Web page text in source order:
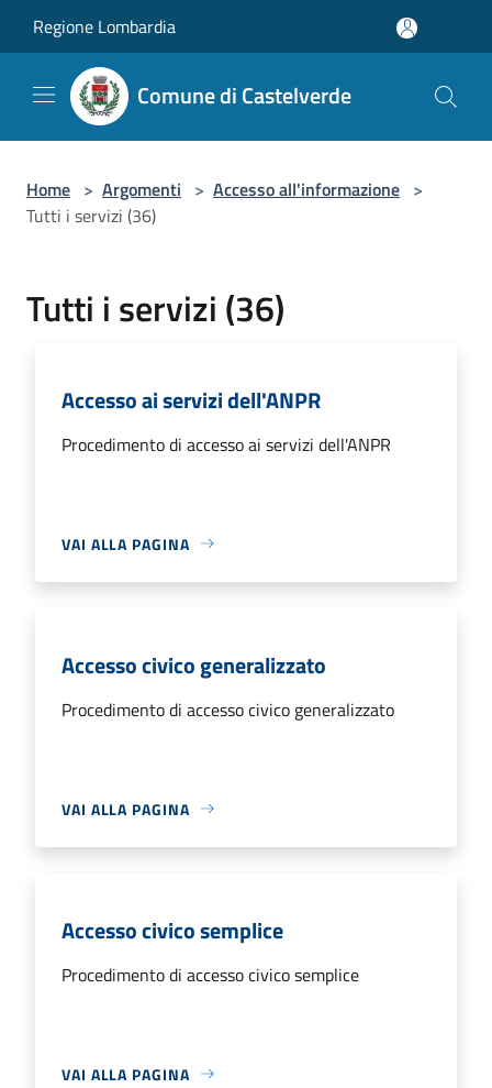
Regione Lombardia
Comune di Castelverde
Home > Argomenti > Accesso all'informazione >
Tutti i servizi (36)
Tutti i servizi (36)
Accesso ai servizi dell'ANPR
Procedimento di accesso ai servizi dell'ANPR
VAI ALLA PAGINA
Accesso civico generalizzato
Procedimento di accesso civico generalizzato
VAI ALLA PAGINA
Accesso civico semplice
Procedimento di accesso civico semplice
VAI ALLA PAGINA